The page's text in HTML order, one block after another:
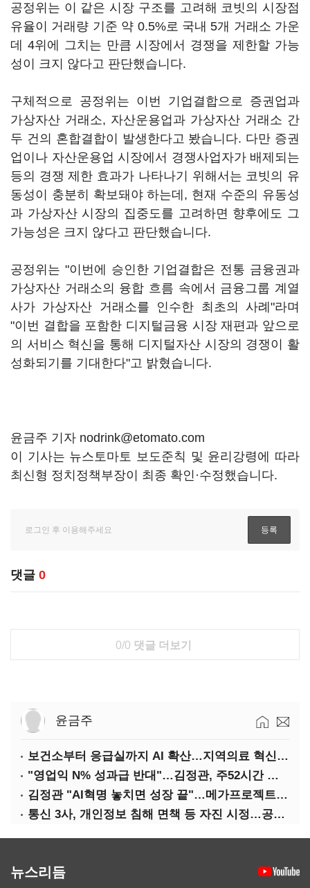
공정위는 이 같은 시장 구조를 고려해 코빗의 시장점
유율이 거래량 기준 약 0.5%로 국내 5개 거래소 가운
데 4위에 그치는 만큼 시장에서 경쟁을 제한할 가능
성이 크지 않다고 판단했습니다.
구체적으로 공정위는 이번 기업결합으로 증권업과
가상자산 거래소, 자산운용업과 가상자산 거래소 간
두 건의 혼합결합이 발생한다고 봤습니다. 다만 증권
업이나 자산운용업 시장에서 경쟁사업자가 배제되는
등의 경쟁 제한 효과가 나타나기 위해서는 코빗의 유
동성이 충분히 확보돼야 하는데, 현재 수준의 유동성
과 가상자산 시장의 집중도를 고려하면 향후에도 그
가능성은 크지 않다고 판단했습니다.
공정위는 "이번에 승인한 기업결합은 전통 금융권과
가상자산 거래소의 융합 흐름 속에서 금융그룹 계열
사가 가상자산 거래소를 인수한 최초의 사례"라며
"이번 결합을 포함한 디지털금융 시장 재편과 앞으로
의 서비스 혁신을 통해 디지털자산 시장의 경쟁이 활
성화되기를 기대한다"고 밝혔습니다.
윤금주 기자 nodrink@etomato.com
이 기사는 뉴스토마토 보도준칙 및 윤리강령에 따라
최신형 정치정책부장이 최종 확인·수정했습니다.
댓글 0
0/0 댓글 더보기
윤금주
보건소부터 응급실까지 AI 확산…지역의료 혁신 본격화
"영업익 N% 성과급 반대"…김정관, 주52시간 손질 예고
김정관 "AI혁명 놓치면 성장 끝"…메가프로젝트·메가특구 속도전
통신 3사, 개인정보 침해 면책 등 자진 시정…공정위 "이용자 권리 강화"
뉴스리듬